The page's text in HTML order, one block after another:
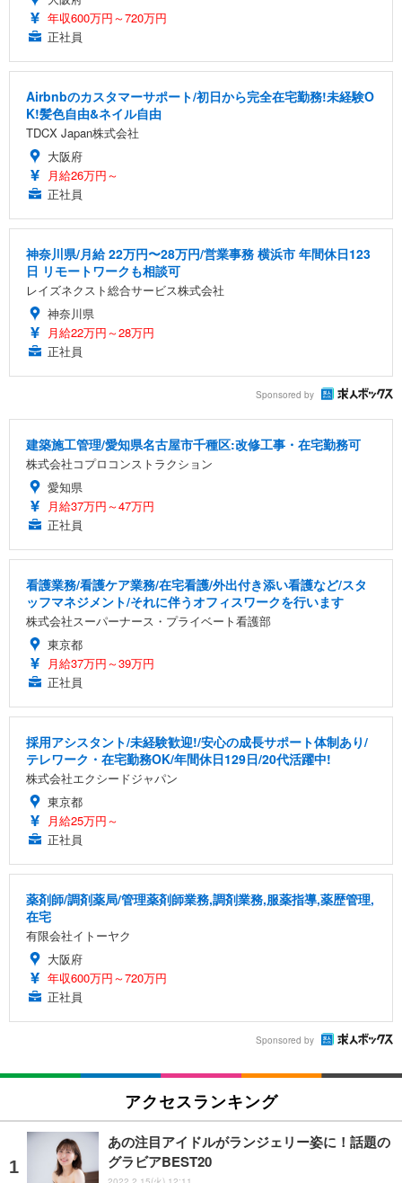
年収600万円～720万円
正社員
Airbnbのカスタマーサポート/初日から完全在宅勤務!未経験O
K!髪色自由&ネイル自由
TDCX Japan株式会社
大阪府
月給26万円～
正社員
神奈川県/月給 22万円〜28万円/営業事務 横浜市 年間休日123
日 リモートワークも相談可
レイズネクスト総合サービス株式会社
神奈川県
月給22万円～28万円
正社員
Sponsored by
建築施工管理/愛知県名古屋市千種区:改修工事・在宅勤務可
株式会社コプロコンストラクション
愛知県
月給37万円～47万円
正社員
看護業務/看護ケア業務/在宅看護/外出付き添い看護など/スタ
ッフマネジメント/それに伴うオフィスワークを行います
株式会社スーパーナース・プライベート看護部
東京都
月給37万円～39万円
正社員
採用アシスタント/未経験歓迎!/安心の成長サポート体制あり/
テレワーク・在宅勤務OK/年間休日129日/20代活躍中!
株式会社エクシードジャパン
東京都
月給25万円～
正社員
薬剤師/調剤薬局/管理薬剤師業務,調剤業務,服薬指導,薬歴管理,
在宅
有限会社イトーヤク
大阪府
年収600万円～720万円
正社員
Sponsored by
アクセスランキング
あの注目アイドルがランジェリー姿に！話題の
グラビアBEST20